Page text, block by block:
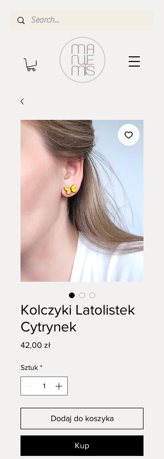
Kolczyki Latolistek
Cytrynek
42,00 złCena
Sztuk *
Dodaj do koszyka
Kup